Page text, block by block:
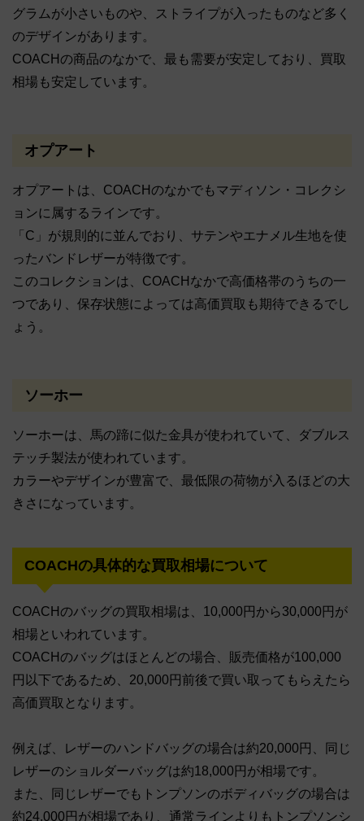
グラムが小さいものや、ストライプが入ったものなど多く
のデザインがあります。
COACHの商品のなかで、最も需要が安定しており、買取
相場も安定しています。
オプアート
オプアートは、COACHのなかでもマディソン・コレクシ
ョンに属するラインです。
「C」が規則的に並んでおり、サテンやエナメル生地を使
ったバンドレザーが特徴です。
このコレクションは、COACHなかで高価格帯のうちの一
つであり、保存状態によっては高価買取も期待できるでし
ょう。
ソーホー
ソーホーは、馬の蹄に似た金具が使われていて、ダブルス
テッチ製法が使われています。
カラーやデザインが豊富で、最低限の荷物が入るほどの大
きさになっています。
COACHの具体的な買取相場について
COACHのバッグの買取相場は、10,000円から30,000円が
相場といわれています。
COACHのバッグはほとんどの場合、販売価格が100,000
円以下であるため、20,000円前後で買い取ってもらえたら
高価買取となります。
例えば、レザーのハンドバッグの場合は約20,000円、同じ
レザーのショルダーバッグは約18,000円が相場です。
また、同じレザーでもトンプソンのボディバッグの場合は
約24,000円が相場であり、通常ラインよりもトンプソンシ